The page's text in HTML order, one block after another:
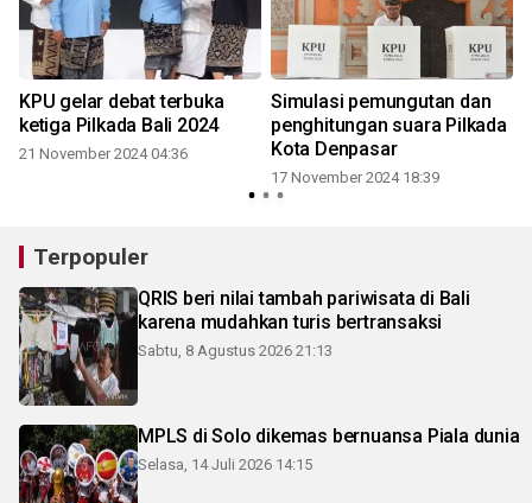
KPU gelar debat terbuka
ketiga Pilkada Bali 2024
21 November 2024 04:36
Simulasi pemungutan dan
penghitungan suara Pilkada
Kota Denpasar
17 November 2024 18:39
Terpopuler
QRIS beri nilai tambah pariwisata di Bali
karena mudahkan turis bertransaksi
Sabtu, 8 Agustus 2026 21:13
MPLS di Solo dikemas bernuansa Piala dunia
Selasa, 14 Juli 2026 14:15